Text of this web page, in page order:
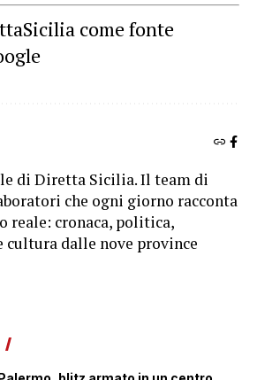
come fonte
di Diretta Sicilia. Il team di
che ogni giorno racconta
reale: cronaca, politica,
cultura dalle nove province